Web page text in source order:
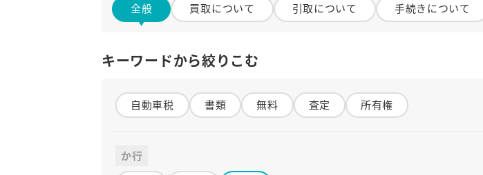
全般 買取について 引取について 手続きについて
キーワードから絞りこむ
自動車税 書類 無料 査定 所有権
か行